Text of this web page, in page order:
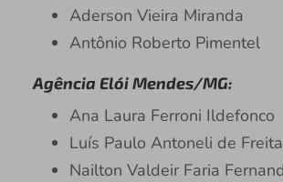
Aderson Vieira Miranda
Antônio Roberto Pimentel
Agência Elói Mendes/MG:
Ana Laura Ferroni Ildefonco
Luís Paulo Antoneli de
Nailton Valdeir Faria